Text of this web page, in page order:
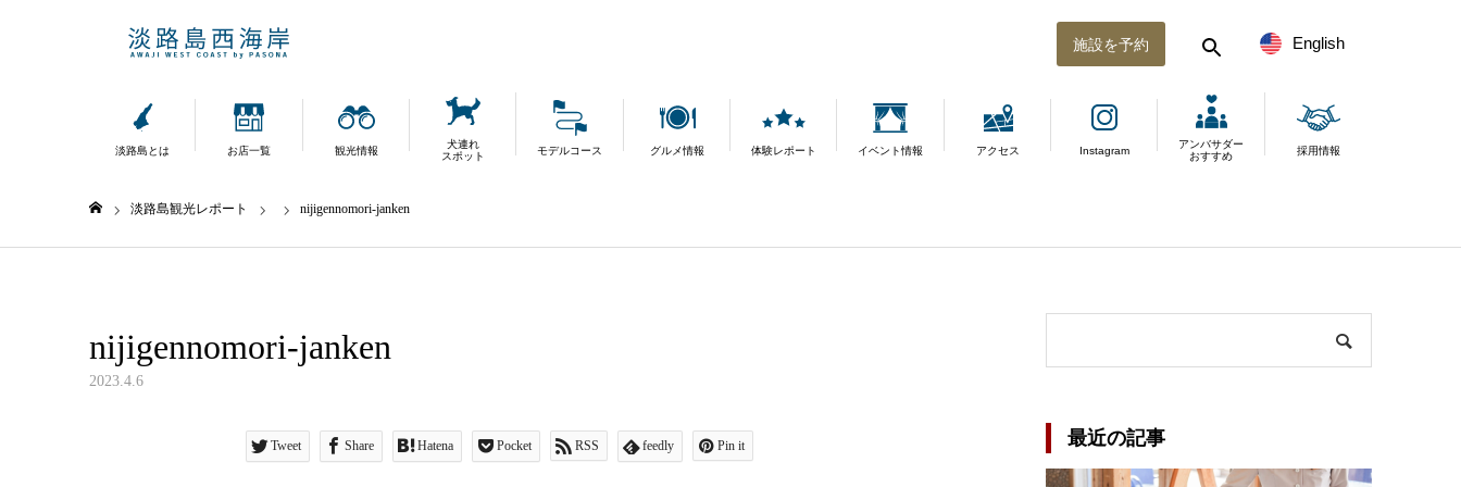
English
施設を予約
淡路島とは お店一覧 観光情報
犬連れ
スポット
モデルコース グルメ情報 体験レポート イベント情報 アクセス Instagram
アンバサダー
おすすめ
採用情報
淡路島観光レポート nijigennomori-janken
nijigennomori-janken
2023.4.6
Tweet Share Hatena Pocket RSS feedly Pin it 最近の記事